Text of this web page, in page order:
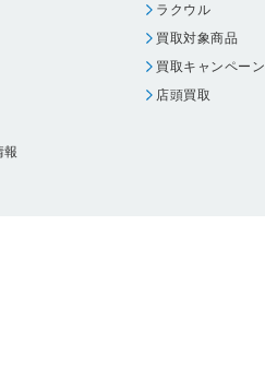
報
ラクウル
買取対象商品
買取キャンペーン
店頭買取